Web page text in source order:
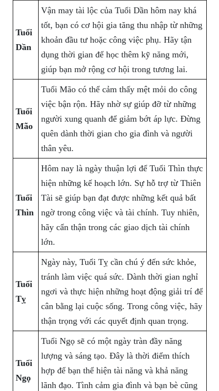
Tuổi
Dần
Vận may tài lộc của Tuổi Dần hôm nay khá
tốt, bạn có cơ hội gia tăng thu nhập từ những
khoản đầu tư hoặc công việc phụ. Hãy tận
dụng thời gian để học thêm kỹ năng mới,
giúp bạn mở rộng cơ hội trong tương lai.
Tuổi
Mão
Tuổi Mão có thể cảm thấy mệt mỏi do công
việc bận rộn. Hãy nhờ sự giúp đỡ từ những
người xung quanh để giảm bớt áp lực. Đừng
quên dành thời gian cho gia đình và người
thân yêu.
Tuổi
Thìn
Hôm nay là ngày thuận lợi để Tuổi Thìn thực
hiện những kế hoạch lớn. Sự hỗ trợ từ Thiên
Tài sẽ giúp bạn đạt được những kết quả bất
ngờ trong công việc và tài chính. Tuy nhiên,
hãy cẩn thận trong các giao dịch tài chính
lớn.
Tuổi
Tỵ
Ngày này, Tuổi Tỵ cần chú ý đến sức khỏe,
tránh làm việc quá sức. Dành thời gian nghỉ
ngơi và thực hiện những hoạt động giải trí để
cân bằng lại cuộc sống. Trong công việc, hãy
thận trọng với các quyết định quan trọng.
Tuổi
Ngọ
Tuổi Ngọ sẽ có một ngày tràn đầy năng
lượng và sáng tạo. Đây là thời điểm thích
hợp để bạn thể hiện tài năng và khả năng
lãnh đạo. Tình cảm gia đình và bạn bè cũng